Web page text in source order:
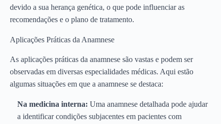
devido a sua herança genética, o que pode influenciar as
recomendações e o plano de tratamento.
Aplicações Práticas da Anamnese
As aplicações práticas da anamnese são vastas e podem ser
observadas em diversas especialidades médicas. Aqui estão
algumas situações em que a anamnese se destaca:
Na medicina interna: Uma anamnese detalhada pode ajudar
a identificar condições subjacentes em pacientes com